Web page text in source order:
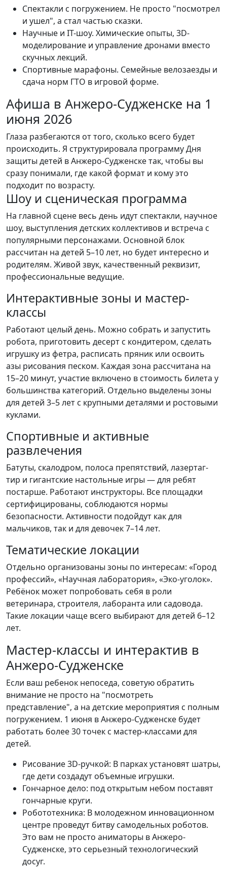
Спектакли с погружением. Не просто "посмотрел
и ушел", а стал частью сказки.
Научные и IT-шоу. Химические опыты, 3D-
моделирование и управление дронами вместо
скучных лекций.
Спортивные марафоны. Семейные велозаезды и
сдача норм ГТО в игровой форме.
Афиша в Анжеро-Судженске на 1
июня 2026
Глаза разбегаются от того, сколько всего будет
происходить. Я структурировала программу Дня
защиты детей в Анжеро-Судженске так, чтобы вы
сразу понимали, где какой формат и кому это
подходит по возрасту.
Шоу и сценическая программа
На главной сцене весь день идут спектакли, научное
шоу, выступления детских коллективов и встреча с
популярными персонажами. Основной блок
рассчитан на детей 5–10 лет, но будет интересно и
родителям. Живой звук, качественный реквизит,
профессиональные ведущие.
Интерактивные зоны и мастер-
классы
Работают целый день. Можно собрать и запустить
робота, приготовить десерт с кондитером, сделать
игрушку из фетра, расписать пряник или освоить
азы рисования песком. Каждая зона рассчитана на
15–20 минут, участие включено в стоимость билета у
большинства категорий. Отдельно выделены зоны
для детей 3–5 лет с крупными деталями и ростовыми
куклами.
Спортивные и активные
развлечения
Батуты, скалодром, полоса препятствий, лазертаг-
тир и гигантские настольные игры — для ребят
постарше. Работают инструкторы. Все площадки
сертифицированы, соблюдаются нормы
безопасности. Активности подойдут как для
мальчиков, так и для девочек 7–14 лет.
Тематические локации
Отдельно организованы зоны по интересам: «Город
профессий», «Научная лаборатория», «Эко-уголок».
Ребёнок может попробовать себя в роли
ветеринара, строителя, лаборанта или садовода.
Такие локации чаще всего выбирают для детей 6–12
лет.
Мастер-классы и интерактив в
Анжеро-Судженске
Если ваш ребенок непоседа, советую обратить
внимание не просто на "посмотреть
представление", а на детские мероприятия с полным
погружением. 1 июня в Анжеро-Судженске будет
работать более 30 точек с мастер-классами для
детей.
Рисование 3D-ручкой: В парках установят шатры,
где дети создадут объемные игрушки.
Гончарное дело: под открытым небом поставят
гончарные круги.
Робототехника: В молодежном инновационном
центре проведут битву самодельных роботов.
Это вам не просто аниматоры в Анжеро-
Судженске, это серьезный технологический
досуг.